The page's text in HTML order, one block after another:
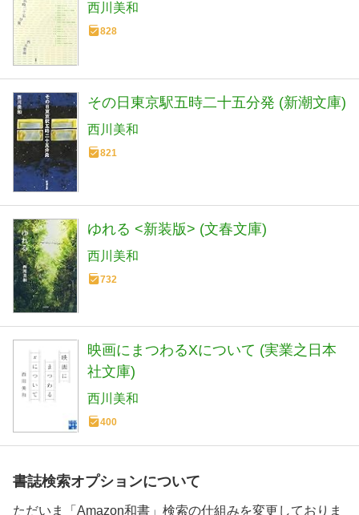
西川美和
828
その日東京駅五時二十五分発 (新潮文庫)
西川美和
821
ゆれる <新装版> (文春文庫)
西川美和
732
映画にまつわるXについて (実業之日本
社文庫)
西川美和
400
書誌検索オプションについて
ただいま「Amazon和書」検索の仕組みを変更しておりま